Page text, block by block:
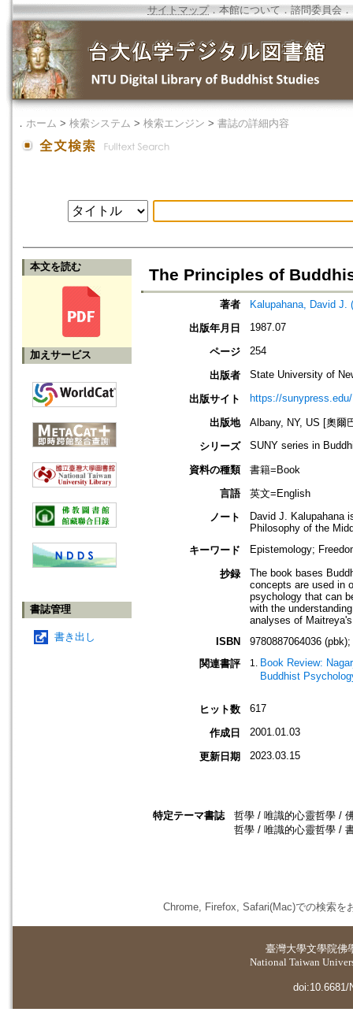
サイトマップ．本館について ． 諮問委員会 ．
． ホーム > 検索システム > 検索エンジン > 書誌の詳細内容
本文を読む
加えサービス
書誌管理
書き出し
The Principles of
著者
Kalupahana, David J.
出版年月日
1987.07
ページ 254
出版者 State University of
出版サイト https://sunypress.edu/
出版地
Albany, NY, US [奧爾
シリーズ
SUNY series in
資料の種類
書籍=Book
言語
英文=English
ノート
David J. Kalupahana
Philosophy of the
キーワード
Epistemology;
抄録
The book bases
concepts are used in
psychology that can
with the
analyses of
ISBN
9780887064036
関連書評
Book Review:
Buddhist
ヒット数 617
作成日 2001.01.03
更新日期 2023.03.15
特定テーマ書誌
哲學 / 唯識的心靈哲學 /
哲學 / 唯識的心靈哲學 /
Chrome, Firefox, Safari(Mac)での検索を
臺灣大學文學院佛
National Taiwan
doi:10.6681/